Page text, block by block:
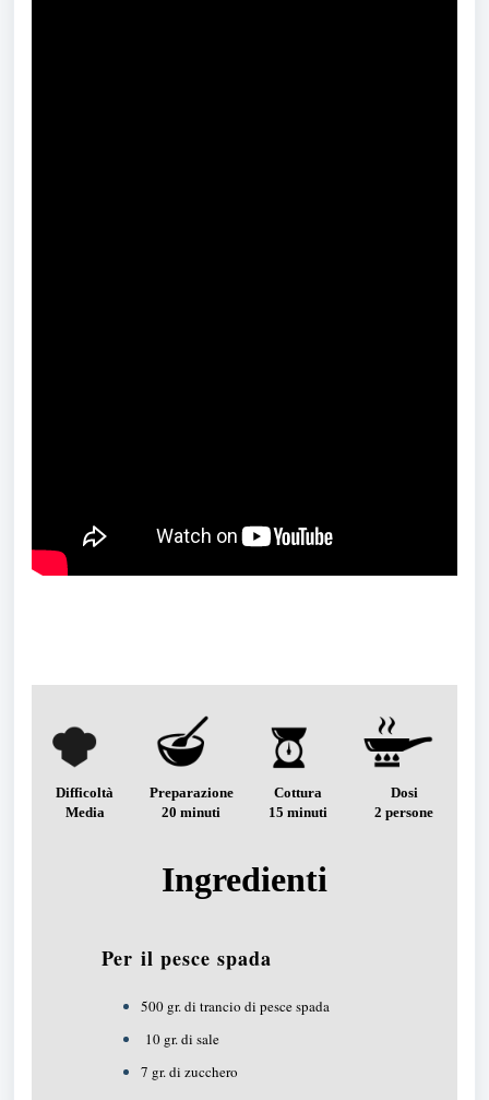
Difficoltà
Media
Preparazione
20 minuti
Cottura
15 minuti
Dosi
2 persone
Ingredienti
Per il pesce spada
500 gr. di trancio di pesce spada
10 gr. di sale
7 gr. di zucchero